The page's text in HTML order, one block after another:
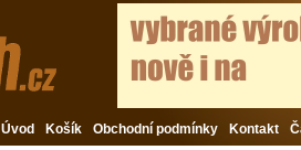
Úvod Košík Obchodní podmínky Kontakt